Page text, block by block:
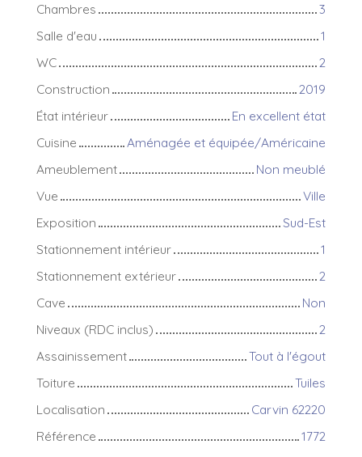
Chambres
3
Salle d'eau
1
WC
2
Construction
2019
État intérieur
En excellent état
Cuisine
Aménagée et équipée/Américaine
Ameublement
Non meublé
Vue
Ville
Exposition
Sud-Est
Stationnement intérieur
1
Stationnement extérieur
2
Cave
Non
Niveaux (RDC inclus)
2
Assainissement
Tout à l'égout
Toiture
Tuiles
Localisation
Carvin 62220
Référence
1772